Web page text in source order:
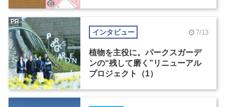
インタビュー 7/13
植物を主役に。パークスガーデ
ンの“残して磨く”リニューアル
プロジェクト（1）
PR